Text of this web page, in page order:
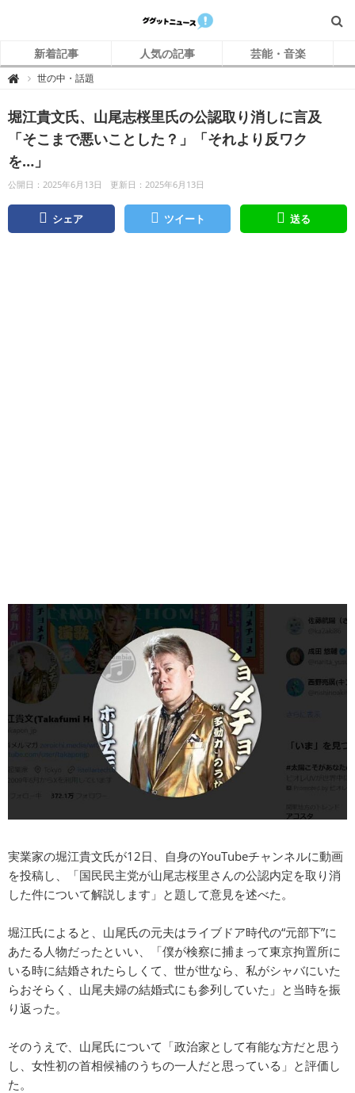
新着記事 人気の記事 芸能・音楽
 グ
ニ
ュ
ー
ス
世の中・話題
堀江貴文氏、山尾志桜里氏の公認取り消しに言及
「そこまで悪いことした？」「それより反ワク
を…」
公開日：2025年6月13日 更新日：2025年6月13日
シェア ツイート 送る
実業家の堀江貴文氏が12日、自身のYouTubeチャンネルに動画
を投稿し、「国民民主党が山尾志桜里さんの公認内定を取り消
した件について解説します」と題して意見を述べた。
堀江氏によると、山尾氏の元夫はライブドア時代の“元部下”に
あたる人物だったといい、「僕が検察に捕まって東京拘置所に
いる時に結婚されたらしくて、世が世なら、私がシャバにいた
らおそらく、山尾夫婦の結婚式にも参列していた」と当時を振
り返った。
そのうえで、山尾氏について「政治家として有能な方だと思う
し、女性初の首相候補のうちの一人だと思っている」と評価し
た。